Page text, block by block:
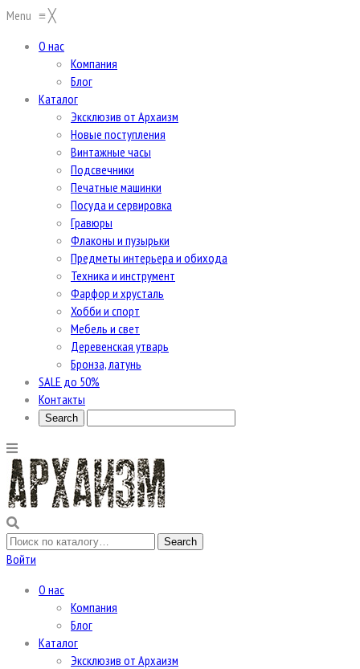
Menu ≡╳
О нас
Компания
Блог
Каталог
Эксклюзив от Архаизм
Новые поступления
Винтажные часы
Подсвечники
Печатные машинки
Посуда и сервировка
Гравюры
Флаконы и пузырьки
Предметы интерьера и обихода
Техника и инструмент
Фарфор и хрусталь
Хобби и спорт
Мебель и свет
Деревенская утварь
Бронза, латунь
SALE до 50%
Контакты
Войти
О нас
Компания
Блог
Каталог
Эксклюзив от Архаизм